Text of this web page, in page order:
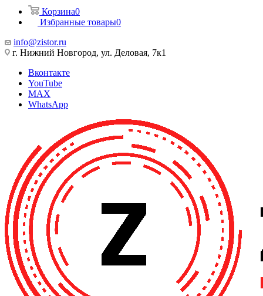
Корзина0
Избранные товары0
info@zistor.ru
г. Нижний Новгород, ул. Деловая, 7к1
Вконтакте
YouTube
MAX
WhatsApp